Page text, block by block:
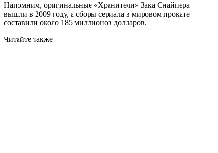
Напомним, оригинальные «Хранители» Зака Снайпера
вышли в 2009 году, а сборы сериала в мировом прокате
составили около 185 миллионов долларов.
Читайте также